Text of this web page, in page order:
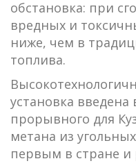
обстановка: при
вредных и
ниже, чем в
топлива.
установка
прорывного для
метана из
первым в стране и